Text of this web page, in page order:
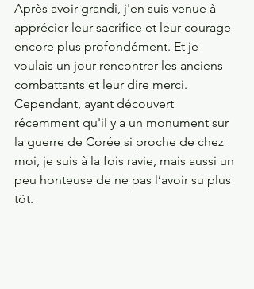
Après avoir grandi, j'en suis venue à
apprécier leur sacrifice et leur courage
encore plus profondément. Et je
voulais un jour rencontrer les anciens
combattants et leur dire merci.
Cependant, ayant découvert
récemment qu'il y a un monument sur
la guerre de Corée si proche de chez
moi, je suis à la fois ravie, mais aussi un
peu honteuse de ne pas l’avoir su plus
tôt.